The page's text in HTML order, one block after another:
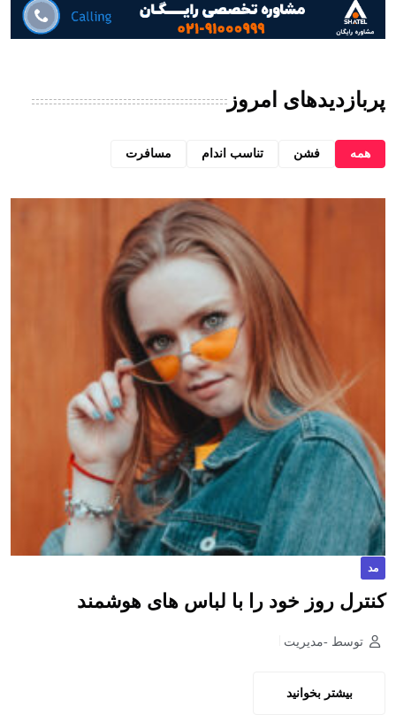
پربازدیدهای امروز
همه فشن تناسب اندام مسافرت
مد
کنترل روز خود را با لباس های هوشمند
توسط -مدیریت
بیشتر بخوانید